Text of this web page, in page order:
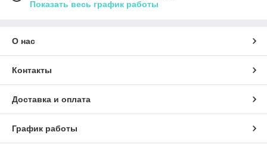
Показать весь график работы
О нас
Контакты
Доставка и оплата
График работы